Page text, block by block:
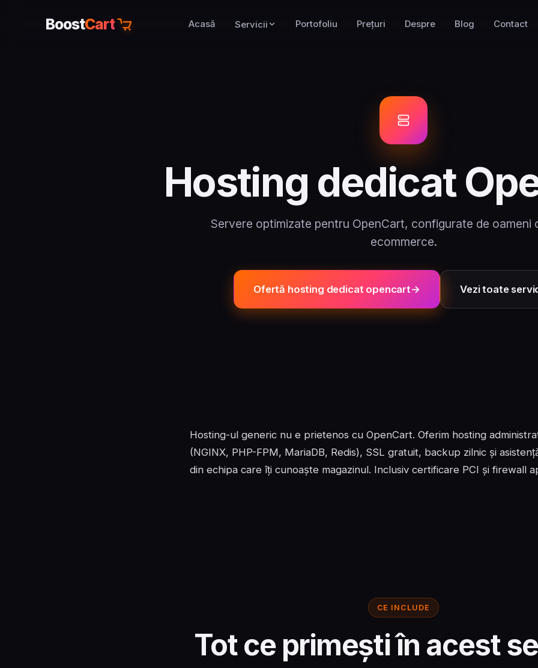
BoostCart Acasă Servicii Portofoliu Prețuri Despre Blog Contact
Hosting dedicat
Servere optimizate pentru OpenCart, configurate de oameni
ecommerce.
Ofertă hosting dedicat opencart Vezi toate
Hosting-ul generic nu e prietenos cu OpenCart. Oferim hosting
(NGINX, PHP-FPM, MariaDB, Redis), SSL gratuit, backup zilnic și
din echipa care îți cunoaște magazinul. Inclusiv certificare PCI și firewall
CE INCLUDE
Tot ce primești în acest